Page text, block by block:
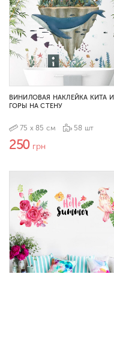
ВИНИЛОВАЯ НАКЛЕЙКА КИТА И
ГОРЫ НА СТЕНУ
75 х 85 см 58 шт
250 грн